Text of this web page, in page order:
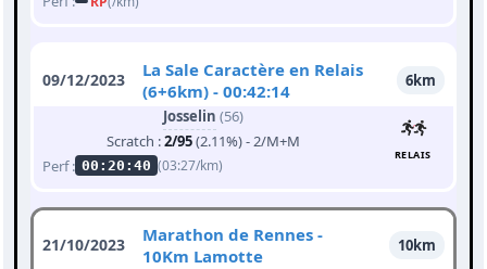
09/12/2023
La Sale Caractère en Relais
(6+6km) - 00:42:14
6km
Josselin (56)
Scratch :2/95(2.11%) - 2/M+M
Perf : 00:20:40 (03:27/km)
RELAIS
21/10/2023
Marathon de Rennes -
10Km Lamotte
10km